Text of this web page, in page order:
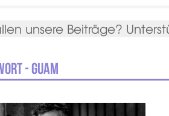
unsere Beiträge?
- Guam